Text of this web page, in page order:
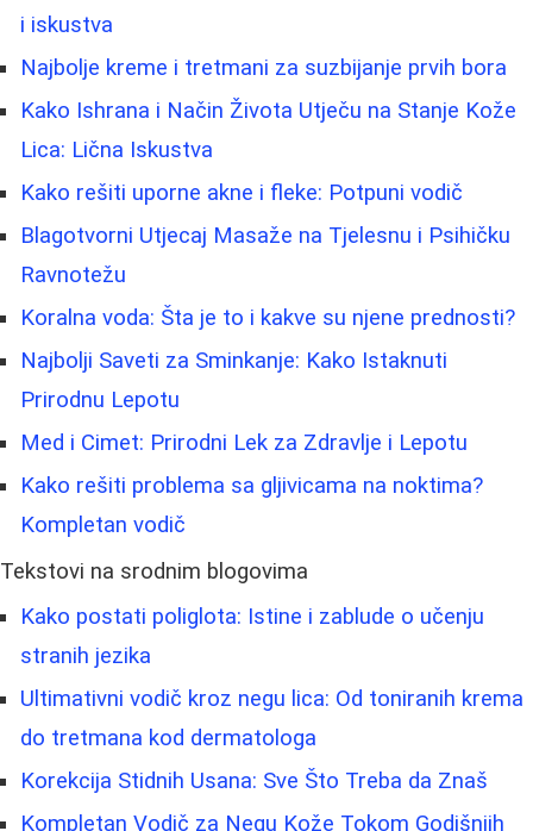
i iskustva
Najbolje kreme i tretmani za suzbijanje prvih bora
Kako Ishrana i Način Života Utječu na Stanje Kože
Lica: Lična Iskustva
Kako rešiti uporne akne i fleke: Potpuni vodič
Blagotvorni Utjecaj Masaže na Tjelesnu i Psihičku
Ravnotežu
Koralna voda: Šta je to i kakve su njene prednosti?
Najbolji Saveti za Sminkanje: Kako Istaknuti
Prirodnu Lepotu
Med i Cimet: Prirodni Lek za Zdravlje i Lepotu
Kako rešiti problema sa gljivicama na noktima?
Kompletan vodič
Tekstovi na srodnim blogovima
Kako postati poliglota: Istine i zablude o učenju
stranih jezika
Ultimativni vodič kroz negu lica: Od toniranih krema
do tretmana kod dermatologa
Korekcija Stidnih Usana: Sve Što Treba da Znaš
Kompletan Vodič za Negu Kože Tokom Godišnjih